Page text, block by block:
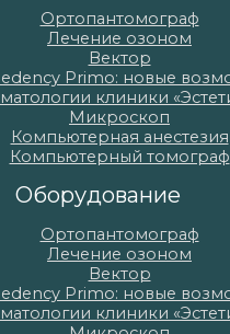
Ортопантомограф
Лечение озоном
Вектор
Primo: новые
клиники
Микроскоп
Компьютерная анестезия
Компьютерный томограф
Оборудование
Ортопантомограф
Лечение озоном
Вектор
Primo: новые
клиники